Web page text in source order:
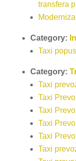
transfera
Category:
Taxi
Category:
Taxi
Taxi
Taxi
Taxi
Taxi
Taxi